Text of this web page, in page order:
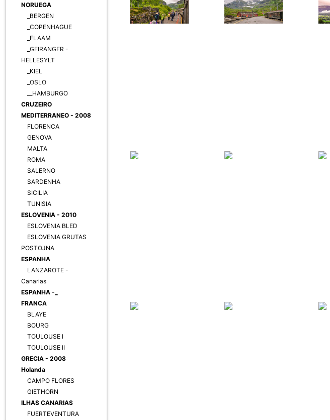
NORUEGA
_BERGEN
_COPENHAGUE
_FLAAM
_GEIRANGER -
HELLESYLT
_KIEL
_OSLO
__HAMBURGO
CRUZEIRO
MEDITERRANEO - 2008
FLORENCA
GENOVA
MALTA
ROMA
SALERNO
SARDENHA
SICILIA
TUNISIA
ESLOVENIA - 2010
ESLOVENIA BLED
ESLOVENIA GRUTAS
POSTOJNA
ESPANHA
LANZAROTE -
Canarias
ESPANHA -_
FRANCA
BLAYE
BOURG
TOULOUSE I
TOULOUSE II
GRECIA - 2008
Holanda
CAMPO FLORES
GIETHORN
ILHAS CANARIAS
FUERTEVENTURA